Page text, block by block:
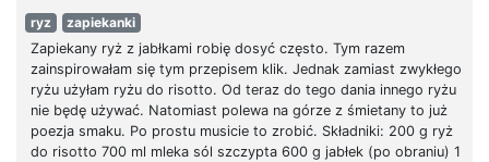
ryz
zapiekanki
Zapiekany ryż z jabłkami robię dosyć często. Tym razem
zainspirowałam się tym przepisem klik. Jednak zamiast zwykłego
ryżu użyłam ryżu do risotto. Od teraz do tego dania innego ryżu
nie będę używać. Natomiast polewa na górze z śmietany to już
poezja smaku. Po prostu musicie to zrobić. Składniki: 200 g ryż
do risotto 700 ml mleka sól szczypta 600 g jabłek (po obraniu) 1